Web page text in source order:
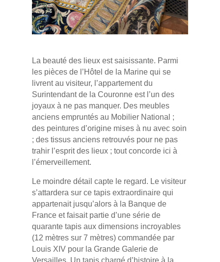
La beauté des lieux est saisissante. Parmi
les pièces de l’Hôtel de la Marine qui se
livrent au visiteur, l’appartement du
Surintendant de la Couronne est l’un des
joyaux à ne pas manquer. Des meubles
anciens empruntés au Mobilier National ;
des peintures d’origine mises à nu avec soin
; des tissus anciens retrouvés pour ne pas
trahir l’esprit des lieux ; tout concorde ici à
l’émerveillement.
Le moindre détail capte le regard. Le visiteur
s’attardera sur ce tapis extraordinaire qui
appartenait jusqu’alors à la Banque de
France et faisait partie d’une série de
quarante tapis aux dimensions incroyables
(12 mètres sur 7 mètres) commandée par
Louis XIV pour la Grande Galerie de
Versailles. Un tapis chargé d’histoire à la